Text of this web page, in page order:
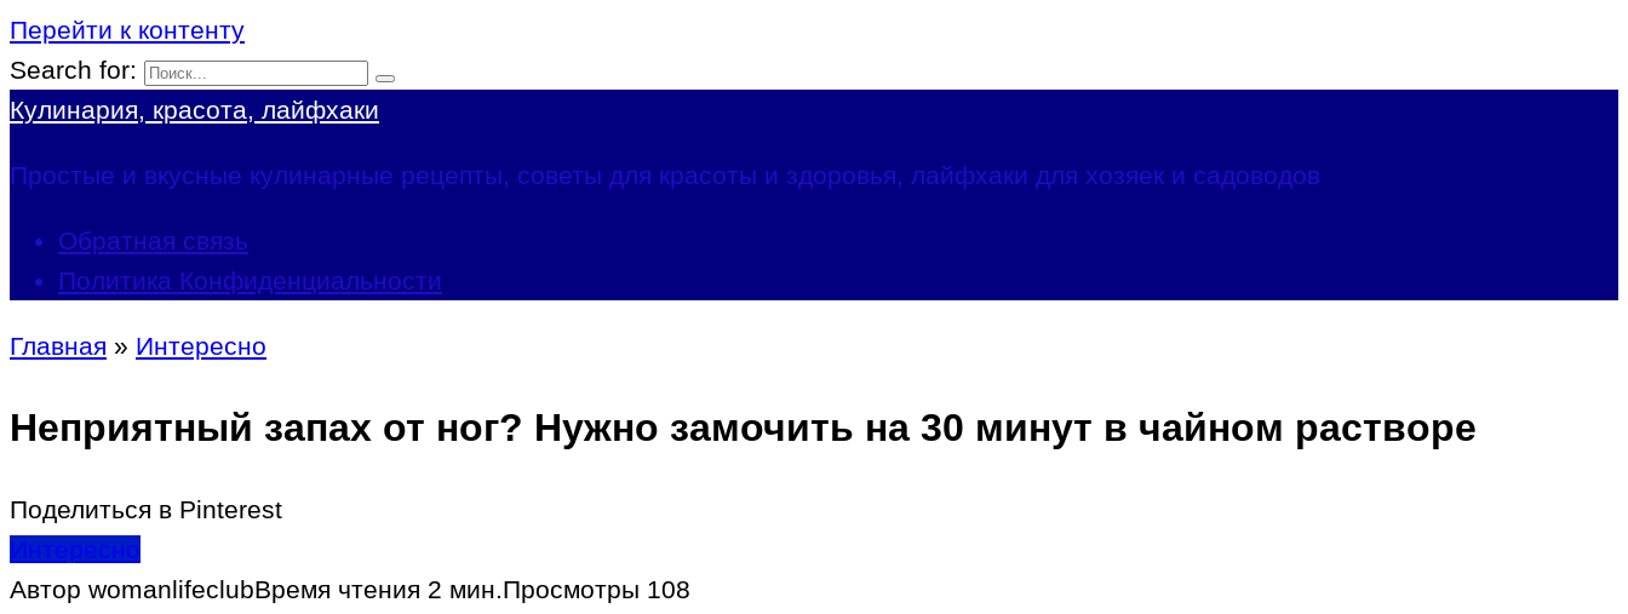
Перейти к контенту
Search for:
Кулинария, красота, лайфхаки
Простые и вкусные кулинарные рецепты, советы для красоты и здоровья, лайфхаки для хозяек и садоводов
Обратная связь
Политика Конфиденциальности
Главная » Интересно
Неприятный запах от ног? Нужно замочить на 30 минут в чайном растворе
Поделиться в Pinterest
Интересно
Автор womanlifeclubВремя чтения 2 мин.Просмотры 108